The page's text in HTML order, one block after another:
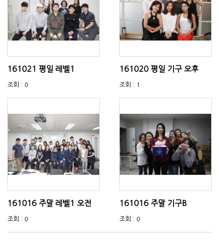
161021 평일 레벨1
조회 : 0
161020 평일 기구 오후
조회 : 1
161016 주말 레벨1 오전
조회 : 0
161016 주말 기구B
조회 : 0